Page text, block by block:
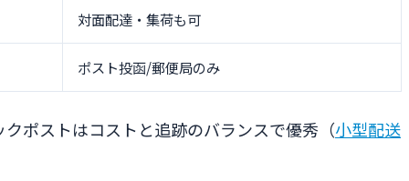
対面配達・集荷も可
ポスト投函/郵便局のみ
ポストはコストと追跡のバランスで優秀（小型配送